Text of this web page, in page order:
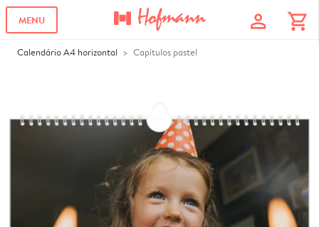
MENU profile shopping_cart
Calendário A4 horizontal Capítulos pastel